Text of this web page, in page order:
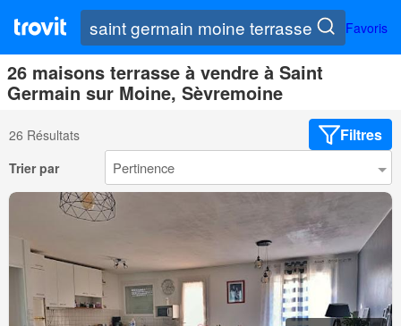
Favoris
26 maisons terrasse à vendre à Saint
Germain sur Moine, Sèvremoine
26 Résultats Filtres
Trier par